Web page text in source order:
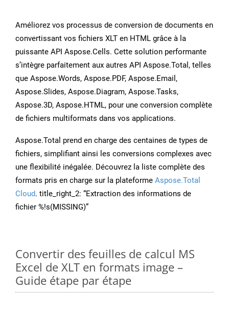
Améliorez vos processus de conversion de documents en
convertissant vos fichiers XLT en HTML grâce à la
puissante API Aspose.Cells. Cette solution performante
s’intègre parfaitement aux autres API Aspose.Total, telles
que Aspose.Words, Aspose.PDF, Aspose.Email,
Aspose.Slides, Aspose.Diagram, Aspose.Tasks,
Aspose.3D, Aspose.HTML, pour une conversion complète
de fichiers multiformats dans vos applications.
Aspose.Total prend en charge des centaines de types de
fichiers, simplifiant ainsi les conversions complexes avec
une flexibilité inégalée. Découvrez la liste complète des
formats pris en charge sur la plateforme Aspose.Total
Cloud. title_right_2: “Extraction des informations de
fichier %!s(MISSING)”
Convertir des feuilles de calcul MS
Excel de XLT en formats image –
Guide étape par étape